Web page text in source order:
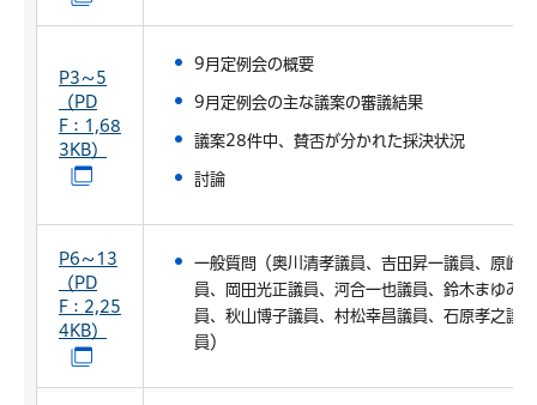
P3～5
（PD
F：1,68
3KB）
（別ウインドウで開きます）
9月定例会の概要
9月定例会の主な議案の審議結果
議案28件中、賛否が分かれた採決状況
討論
P6～13
（PD
F：2,25
4KB）
一般質問（奥川清孝議員、吉田昇一議員、原崎
員、岡田光正議員、河合一也議員、鈴木まゆみ
員、秋山博子議員、村松幸昌議員、石原孝之議
員）